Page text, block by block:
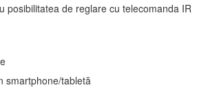
posibilitatea de reglare cu telecomanda IR
smartphone/tabletă